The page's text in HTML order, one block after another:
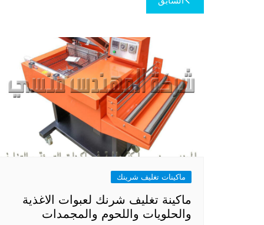
المقالات
ماكينات تغليف شرينك
ماكينة تغليف شرنك لعبوات الاغذية
والحلويات واللحوم والمجمدات